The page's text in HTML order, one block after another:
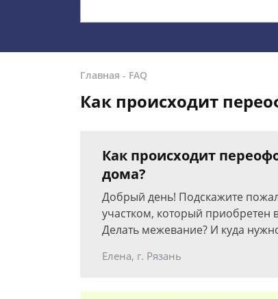
Главная - FAQ
Как происходит
Как происходит
дома?
Добрый день! Подскажите
участком, который приобретен
Делать межевание? И куда
Елена, г. Рязань